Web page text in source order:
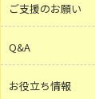
ご支援のお願い
Q&A
お役立ち情報